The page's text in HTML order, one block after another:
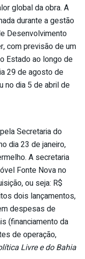
global da obra. A
durante a gestão
Desenvolvimento
com previsão de um
Estado ao longo de
29 de agosto de
no dia 5 de abril de
Secretaria do
dia 23 de janeiro,
A secretaria
Fonte Nova no
ou seja: R$
dois lançamentos,
despesas de
(financiamento da
de operação,
Livre e do Bahia